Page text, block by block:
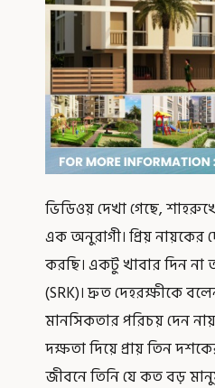
ভিডিওয় দেখা গেছে,
এক অনুরাগী। প্রিয়
করছি। একটু খাবার দিন
(SRK)। দ্রুত দেহরক্ষীকে
মানসিকতার পরিচয় দেন
দক্ষতা দিয়ে প্রায় তিন
জীবনে তিনি যে কত বড়